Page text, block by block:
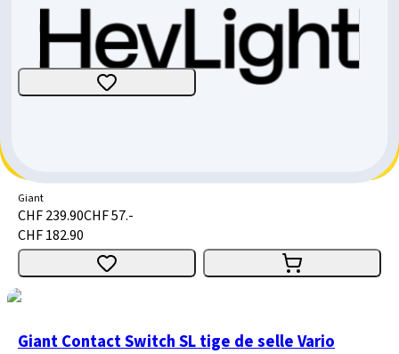
CHF 299.-CHF 79.10
Giant
CHF 239.90CHF 57.-
CHF 182.90
Giant Contact Switch SL tige de selle Vario